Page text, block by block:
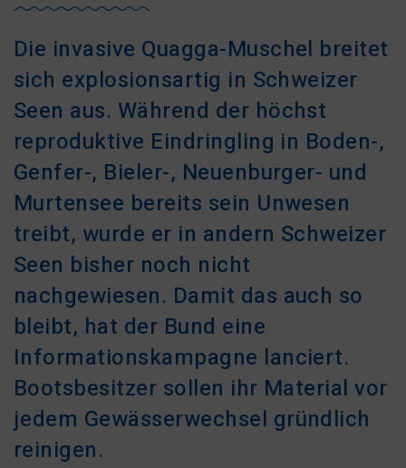
Die invasive Quagga-Muschel breitet
sich explosionsartig in Schweizer
Seen aus. Während der höchst
reproduktive Eindringling in Boden-,
Genfer-, Bieler-, Neuenburger- und
Murtensee bereits sein Unwesen
treibt, wurde er in andern Schweizer
Seen bisher noch nicht
nachgewiesen. Damit das auch so
bleibt, hat der Bund eine
Informationskampagne lanciert.
Bootsbesitzer sollen ihr Material vor
jedem Gewässerwechsel gründlich
reinigen.